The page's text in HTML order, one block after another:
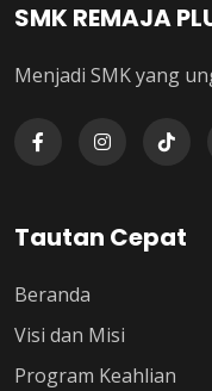
SMK REMAJA
Menjadi SMK yang
Tautan Cepat
Beranda
Visi dan Misi
Program Keahlian